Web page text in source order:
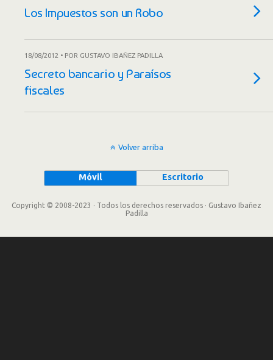
Los Impuestos son un Robo
18/08/2012 • POR GUSTAVO IBAÑEZ PADILLA
Secreto bancario y Paraísos
fiscales
Volver arriba
Móvil Escritorio
Copyright © 2008-2023 · Todos los derechos reservados · Gustavo Ibañez
Padilla